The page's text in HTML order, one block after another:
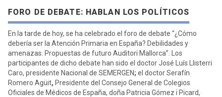
FORO DE DEBATE: HABLAN LOS POLÍTICOS
En la tarde de hoy, se ha celebrado el foro de debate “¿Cómo
debería ser la Atención Primaria en España? Debilidades y
amenazas. Propuestas de futuro Auditori Mallorca”. Los
participantes de dicho debate han sido el doctor José Luís Llisterri
Caro, presidente Nacional de SEMERGEN; el doctor Serafín
Romero Agüit, Presidente del Consejo General de Colegios
Oficiales de Médicos de España, doña Patricia Gómez i Picard,